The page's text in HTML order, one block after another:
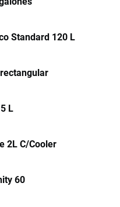
Standard 120 L
L
2L C/Cooler
60